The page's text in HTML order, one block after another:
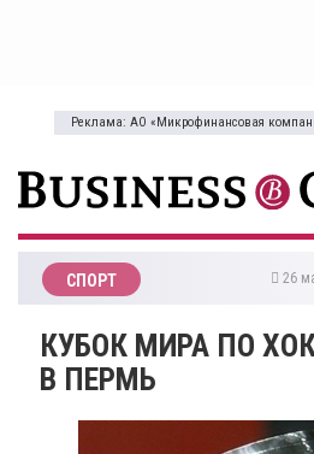
Реклама: АО «Микрофинансовая
СПОРТ 26
КУБОК МИРА ПО
В ПЕРМЬ